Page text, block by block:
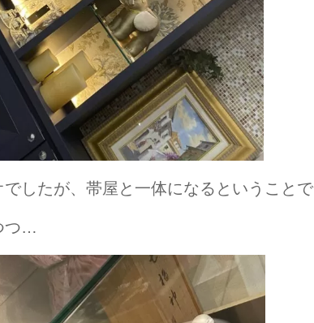
したが、帯屋と一体になるということで
つ…